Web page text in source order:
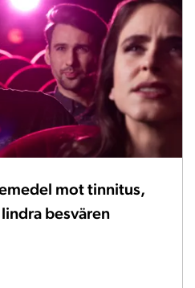
mot tinnitus,
besvären